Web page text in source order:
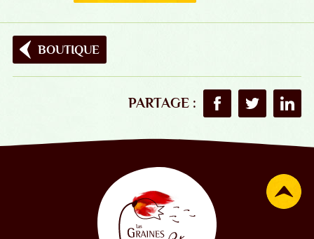
BOUTIQUE
PARTAGE : Partager surPartager sur